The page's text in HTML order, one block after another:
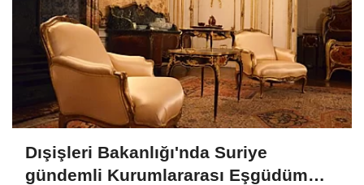
Dışişleri Bakanlığı'nda Suriye
gündemli Kurumlararası Eşgüdüm